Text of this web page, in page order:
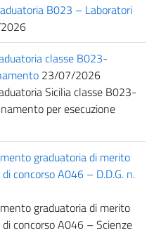
B023 – Laboratori
classe B023-
23/07/2026
Sicilia classe B023-
per esecuzione
graduatoria di merito
concorso A046 – D.D.G. n.
graduatoria di merito
concorso A046 – Scienze